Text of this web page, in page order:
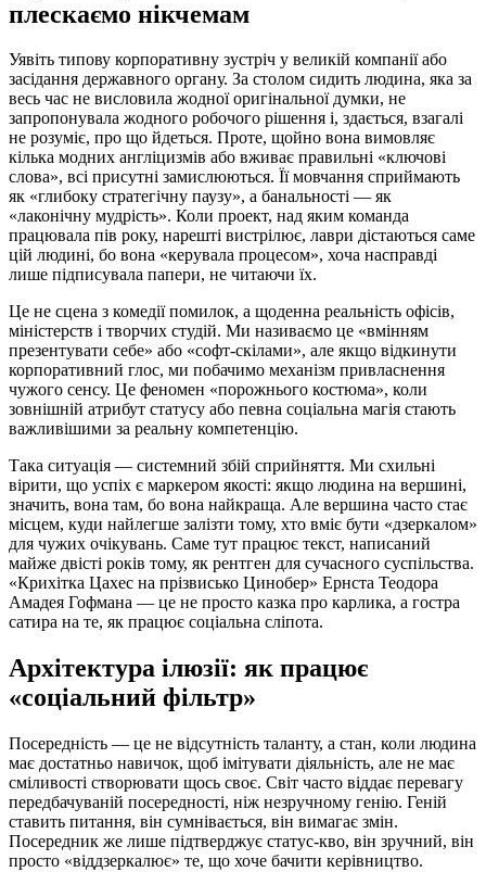
плескаємо нікчемам
Уявіть типову корпоративну зустріч у великій компанії або
засідання державного органу. За столом сидить людина, яка за
весь час не висловила жодної оригінальної думки, не
запропонувала жодного робочого рішення і, здається, взагалі
не розуміє, про що йдеться. Проте, щойно вона вимовляє
кілька модних англіцизмів або вживає правильні «ключові
слова», всі присутні замислюються. Її мовчання сприймають
як «глибоку стратегічну паузу», а банальності — як
«лаконічну мудрість». Коли проект, над яким команда
працювала пів року, нарешті вистрілює, лаври дістаються саме
цій людині, бо вона «керувала процесом», хоча насправді
лише підписувала папери, не читаючи їх.
Це не сцена з комедії помилок, а щоденна реальність офісів,
міністерств і творчих студій. Ми називаємо це «вмінням
презентувати себе» або «софт-скілами», але якщо відкинути
корпоративний глос, ми побачимо механізм привласнення
чужого сенсу. Це феномен «порожнього костюма», коли
зовнішній атрибут статусу або певна соціальна магія стають
важливішими за реальну компетенцію.
Така ситуація — системний збій сприйняття. Ми схильні
вірити, що успіх є маркером якості: якщо людина на вершині,
значить, вона там, бо вона найкраща. Але вершина часто стає
місцем, куди найлегше залізти тому, хто вміє бути «дзеркалом»
для чужих очікувань. Саме тут працює текст, написаний
майже двісті років тому, як рентген для сучасного суспільства.
«Крихітка Цахес на прізвисько Цинобер» Ернста Теодора
Амадея Гофмана — це не просто казка про карлика, а гостра
сатира на те, як працює соціальна сліпота.
Архітектура ілюзії: як працює
«соціальний фільтр»
Посередність — це не відсутність таланту, а стан, коли людина
має достатньо навичок, щоб імітувати діяльність, але не має
сміливості створювати щось своє. Світ часто віддає перевагу
передбачуваній посередності, ніж незручному генію. Геній
ставить питання, він сумнівається, він вимагає змін.
Посередник же лише підтверджує статус-кво, він зручний, він
просто «віддзеркалює» те, що хоче бачити керівництво.